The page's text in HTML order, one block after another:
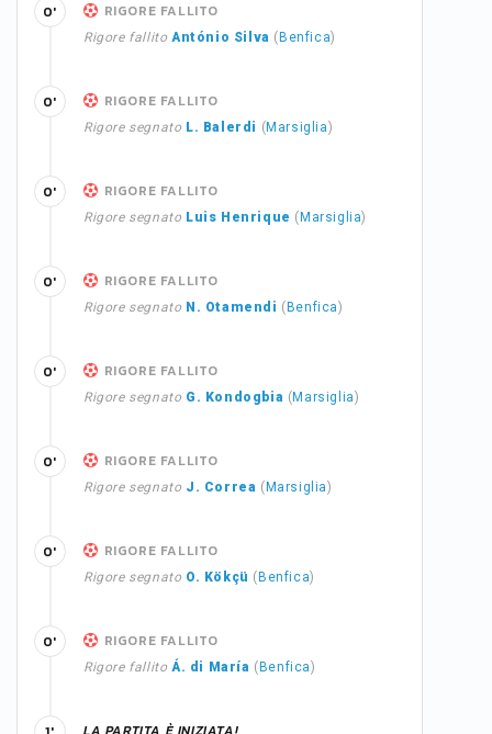
RIGORE FALLITO
Rigore fallito António Silva ( Benfica)
0'
RIGORE FALLITO
Rigore segnato L. Balerdi ( Marsiglia)
0'
RIGORE FALLITO
Rigore segnato Luis Henrique ( Marsiglia)
0'
RIGORE FALLITO
Rigore segnato N. Otamendi ( Benfica)
0'
RIGORE FALLITO
Rigore segnato G. Kondogbia ( Marsiglia)
0'
RIGORE FALLITO
Rigore segnato J. Correa ( Marsiglia)
0'
RIGORE FALLITO
Rigore segnato O. Kökçü ( Benfica)
0'
RIGORE FALLITO
Rigore fallito Á. di María ( Benfica)
0'